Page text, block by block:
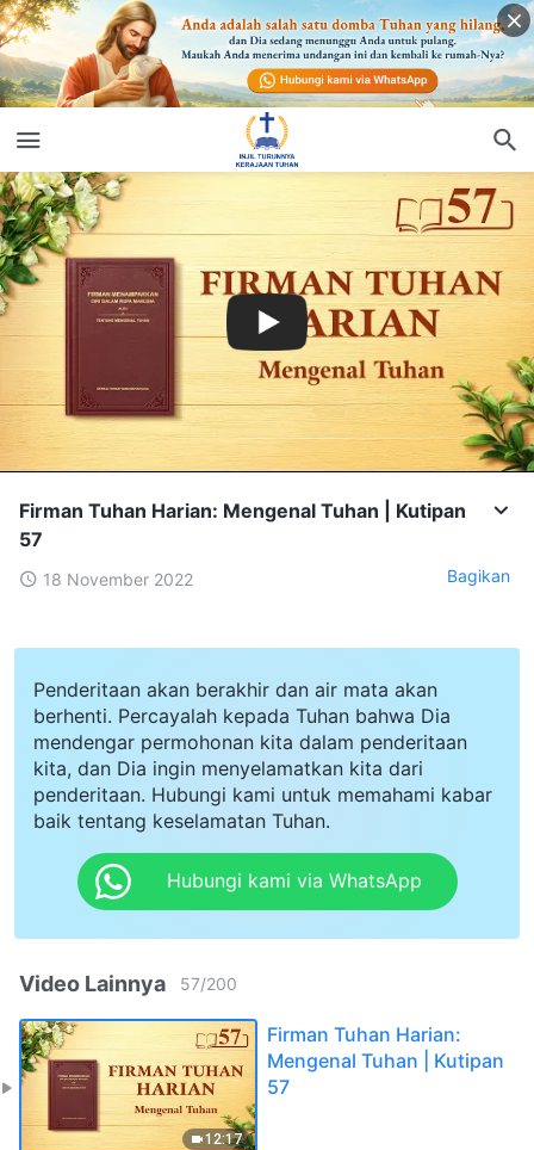
Firman Tuhan Harian: Mengenal Tuhan | Kutipan
57
18 November 2022 Bagikan
Penderitaan akan berakhir dan air mata akan
berhenti. Percayalah kepada Tuhan bahwa Dia
mendengar permohonan kita dalam penderitaan
kita, dan Dia ingin menyelamatkan kita dari
penderitaan. Hubungi kami untuk memahami kabar
baik tentang keselamatan Tuhan.
Hubungi kami via WhatsApp
Video Lainnya 57/200
12:17
Firman Tuhan Harian:
Mengenal Tuhan | Kutipan
57